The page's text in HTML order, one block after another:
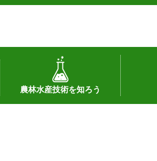
農林水産技術を知ろう
センターの話題
私の試験研究
試験研究課題
第6期中期業務計画
オンライン研究報告
刊行物
知的財産に関する相談窓口